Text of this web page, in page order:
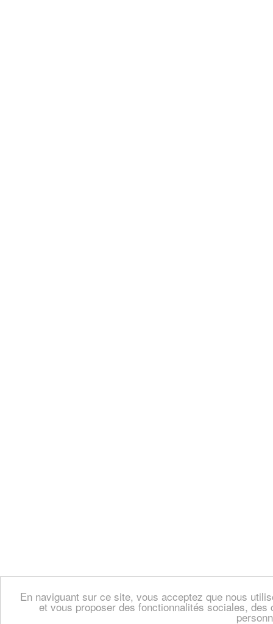
En naviguant sur ce site, vous acceptez que nous
et vous proposer des fonctionnalités sociales,